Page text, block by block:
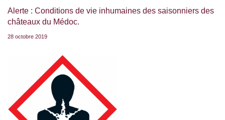
Alerte : Conditions de vie inhumaines des saisonniers des
châteaux du Médoc.
28 octobre 2019